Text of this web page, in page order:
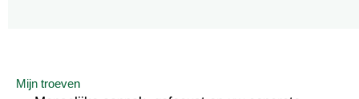
Mijn troeven